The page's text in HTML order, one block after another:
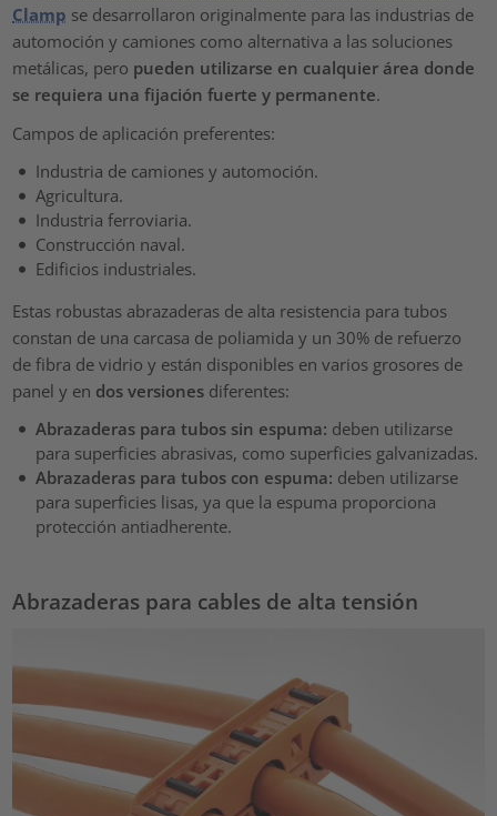
Clamp se desarrollaron originalmente para las industrias de
automoción y camiones como alternativa a las soluciones
metálicas, pero pueden utilizarse en cualquier área donde
se requiera una fijación fuerte y permanente.
Campos de aplicación preferentes:
Industria de camiones y automoción.
Agricultura.
Industria ferroviaria.
Construcción naval.
Edificios industriales.
Estas robustas abrazaderas de alta resistencia para tubos
constan de una carcasa de poliamida y un 30% de refuerzo
de fibra de vidrio y están disponibles en varios grosores de
panel y en dos versiones diferentes:
Abrazaderas para tubos sin espuma: deben utilizarse
para superficies abrasivas, como superficies galvanizadas.
Abrazaderas para tubos con espuma: deben utilizarse
para superficies lisas, ya que la espuma proporciona
protección antiadherente.
Abrazaderas para cables de alta tensión